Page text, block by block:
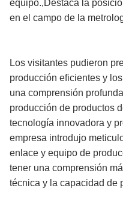
equipo.,Destaca la
en el campo de la
Los visitantes pudieron
producción eficientes y
una comprensión
producción de productos
tecnología innovadora y
empresa introdujo
enlace y equipo de
tener una comprensión
técnica y la capacidad de